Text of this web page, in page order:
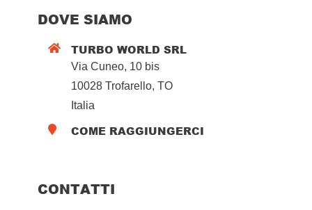
DOVE SIAMO
 TURBO WORLD SRL
Via Cuneo, 10 bis
10028 Trofarello, TO
Italia
 COME RAGGIUNGERCI
CONTATTI